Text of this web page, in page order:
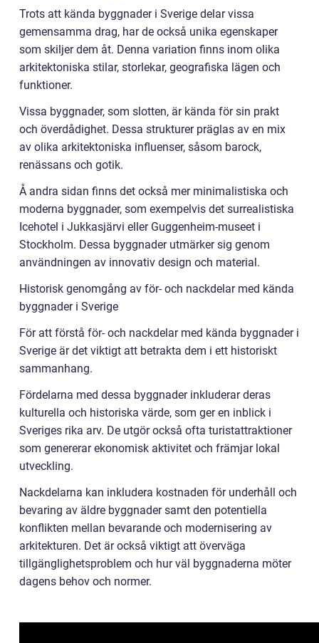
Trots att kända byggnader i Sverige delar vissa
gemensamma drag, har de också unika egenskaper
som skiljer dem åt. Denna variation finns inom olika
arkitektoniska stilar, storlekar, geografiska lägen och
funktioner.
Vissa byggnader, som slotten, är kända för sin prakt
och överdådighet. Dessa strukturer präglas av en mix
av olika arkitektoniska influenser, såsom barock,
renässans och gotik.
Å andra sidan finns det också mer minimalistiska och
moderna byggnader, som exempelvis det surrealistiska
Icehotel i Jukkasjärvi eller Guggenheim-museet i
Stockholm. Dessa byggnader utmärker sig genom
användningen av innovativ design och material.
Historisk genomgång av för- och nackdelar med kända
byggnader i Sverige
För att förstå för- och nackdelar med kända byggnader i
Sverige är det viktigt att betrakta dem i ett historiskt
sammanhang.
Fördelarna med dessa byggnader inkluderar deras
kulturella och historiska värde, som ger en inblick i
Sveriges rika arv. De utgör också ofta turistattraktioner
som genererar ekonomisk aktivitet och främjar lokal
utveckling.
Nackdelarna kan inkludera kostnaden för underhåll och
bevaring av äldre byggnader samt den potentiella
konflikten mellan bevarande och modernisering av
arkitekturen. Det är också viktigt att överväga
tillgänglighetsproblem och hur väl byggnaderna möter
dagens behov och normer.